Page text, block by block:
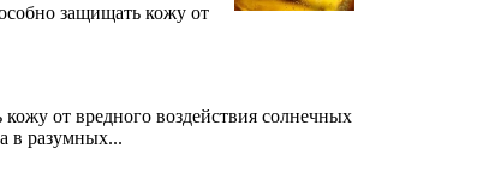
защищать кожу от
от вредного воздействия солнечных
в разумных...